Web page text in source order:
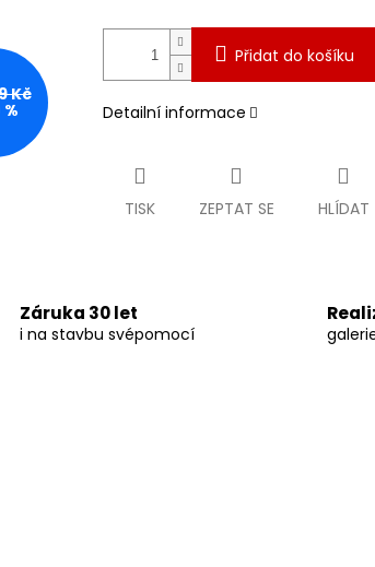
Kč
Přidat do košíku
Detailní informace
TISK ZEPTAT SE HLÍDAT
Záruka 30 let
i na stavbu svépomocí